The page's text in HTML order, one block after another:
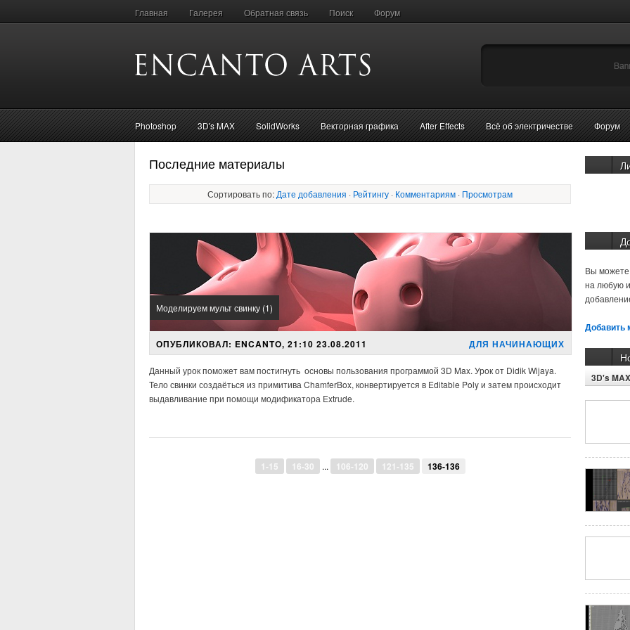
Главная Галерея Обратная связь Поиск Форум
Photoshop 3D's MAX SolidWorks Векторная графика After Effects Всё об электричестве Форум
Последние материалы
Сортировать по: Дате добавления · Рейтингу · Комментариям · Просмотрам
Моделируем мульт свинку (1)
ОПУБЛИКОВАЛ: ENCANTO, 21:10 23.08.2011 ДЛЯ НАЧИНАЮЩИХ
Данный урок поможет вам постигнуть основы пользования программой 3D Max. Урок от Didik Wijaya.
Тело свинки создаёться из примитива ChamferBox, конвертируется в Editable Poly и затем происходит
выдавливание при помощи модификатора Extrude.
1-15 16-30 ... 106-120 121-135 136-136
Вы можете
на любую
Добавить
3D's MAX